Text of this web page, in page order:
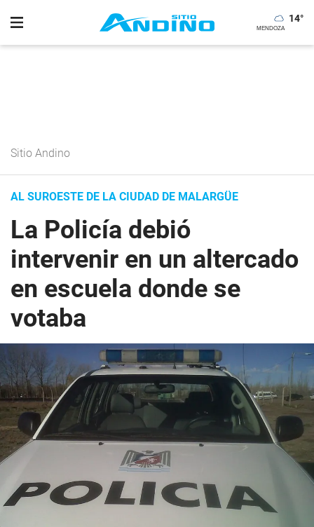
14°
Sitio Andino
AL SUROESTE DE LA CIUDAD DE MALARGÜE
La Policía debió
intervenir en un altercado
en escuela donde se
votaba